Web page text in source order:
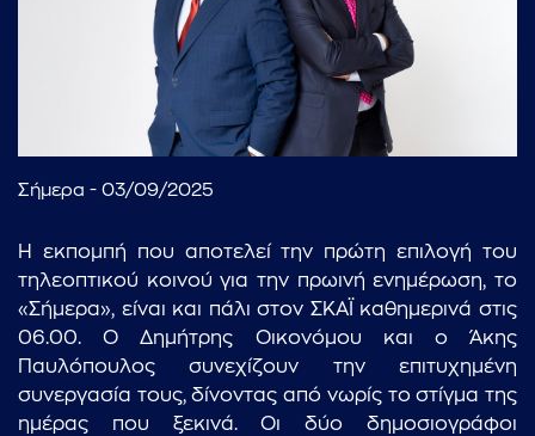
Σήμερα - 03/09/2025
Η εκπομπή που αποτελεί την πρώτη επιλογή του
τηλεοπτικού κοινού για την πρωινή ενημέρωση, το
«Σήμερα», είναι και πάλι στον ΣΚΑΪ καθημερινά στις
06.00. Ο Δημήτρης Οικονόμου και ο Άκης
Παυλόπουλος συνεχίζουν την επιτυχημένη
συνεργασία τους, δίνοντας από νωρίς το στίγμα της
ημέρας που ξεκινά. Οι δύο δημοσιογράφοι